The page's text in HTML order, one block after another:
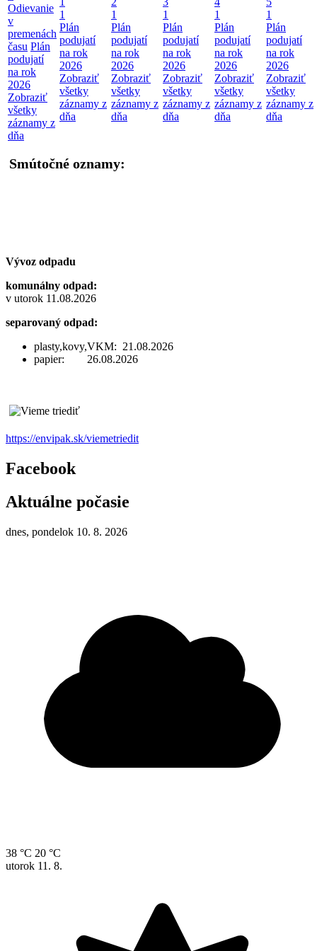
Odievanie
v
premenách
času Plán
podujatí
na rok
2026
Zobraziť
všetky
záznamy z
dňa
1
Plán
podujatí
na rok
2026
Zobraziť
všetky
záznamy z
dňa
1
Plán
podujatí
na rok
2026
Zobraziť
všetky
záznamy z
dňa
1
Plán
podujatí
na rok
2026
Zobraziť
všetky
záznamy z
dňa
1
Plán
podujatí
na rok
2026
Zobraziť
všetky
záznamy z
dňa
1
Plán
podujatí
na rok
2026
Zobraziť
všetky
záznamy z
dňa
Smútočné oznamy:
Vývoz odpadu
komunálny odpad:
v utorok 11.08.2026
separovaný odpad:
plasty,kovy,VKM: 21.08.2026
papier: 26.08.2026
https://envipak.sk/viemetriedit
Facebook
Aktuálne počasie
dnes, pondelok 10. 8. 2026
38 °C 20 °C
utorok 11. 8.